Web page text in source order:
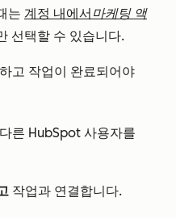
는 계정 내에서 마케팅 액
선택할 수 있습니다.
고 작업이 완료되어야
다른 HubSpot 사용자를
작업과 연결합니다.